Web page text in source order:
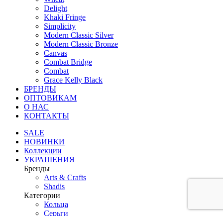
Delight
Khaki Fringe
Simplicity
Modern Classic Silver
Modern Classic Bronze
Canvas
Combat Bridge
Combat
Grace Kelly Black
БРЕНДЫ
ОПТОВИКАМ
О НАС
КОНТАКТЫ
SALE
НОВИНКИ
Коллекции
УКРАШЕНИЯ
Бренды
Аrts & Сrafts
Shadis
Категории
Кольца
Серьги